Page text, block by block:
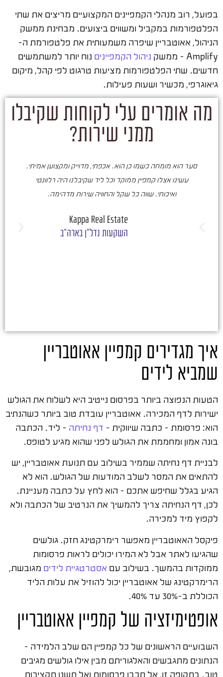
בפועל, רוב מנהלי הקמפיינים המקצועיים מריצים את שתי
הפלטפורמות במקביל ומשווים ביצועים. מבחינת ממשק
הניהול, אאוטבריין שיפרה משמעותית את פלטפורמת ה-
Amplify – ממשק
ניהול הקמפיינים נוח יותר למשתמשים
חדשים. שתי הפלטפורמות מציעות טרגוט לפי קהל, מיקום
גיאוגרפי, מכשיר ושעות פעילות.
מה אומרים עלי לקוחות שקיבלו
ממני שירות?
סער הוא מומחה כשמו כן הוא. אכפתי, מדוייק ומקצוען אמיתי.
עשינו אצלו קמפיין ממוקד וכל ליד שקיבלנו היה רלוונטי
ואיכותי. שווה כל שקל והחוויה שירות מדהימה.
Kappa Real Estate
השקעות נדל"ן בארה"ב
איך מגדירים קמפיין אאוטבריין
שמביא לידים
הטעות הנפוצה ביותר בפרסום נייטיב היא לשלוח את הגולש
ישירות לדף המכירה. אאוטבריין עובדת טוב ביותר כשהנתיב
הוא: פרסומת – כתבה שיווקית – דף נחיתה – ליד. הכתבה
בונה אמון ומחממת את הגולש לפני שהוא מגיע לטופס.
לבניית דף נחיתה שממיר בשילוב עם תנועת אאוטבריין, יש
להתאים את המסר לשלב המודעות של הגולש. הוא לא
הגיע בגלל שחיפש אתכם – הוא לחץ על כתבה מעניינת.
לכן, דף הנחיתה צריך להמשיך את הנרטיב של הכתבה ולא
לקפוץ מיד למכירה.
פיקסל האאוטבריין מאפשר רימרקטינג חזק. גולשים
שהגיעו לאתר אבל לא המירו יכולים לראות פרסומות
ממוקדות בהמשך. בשילוב עם אסטרטגיית לידים מגובשת,
הרימרקטינג של אאוטבריין יכול להוזיל את עלות הליד
הכוללת ב-30% עד 40%.
אופטימיזציה של קמפיין אאוטבריין
השבועיים הראשונים של כל קמפיין הם שלב הלמידה –
הנתונים מתגבשים והאלגוריתם מבין אילו גולשים מגיבים
טוב. בתקופה זו, אל תכבו פרסומות ואל תשנו תקציבות